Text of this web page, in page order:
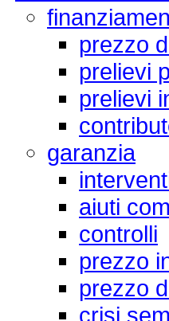
prezzo
prelievi
prelievi
garanzia
aiuti
controlli
prezzo
prezzo
crisi